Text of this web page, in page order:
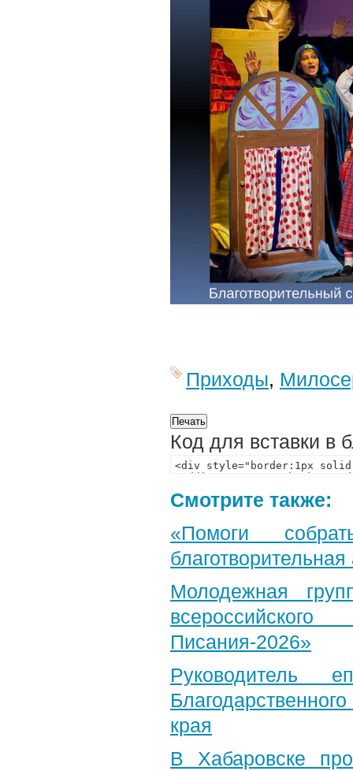
Приходы,
Код для вставки в
Смотрите также:
«Помоги
Молодежная
Писания-2026»
Руководитель
края
В Хабаровске